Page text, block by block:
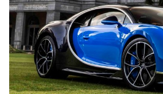
Đồng hồ second-hand:
vận hành như